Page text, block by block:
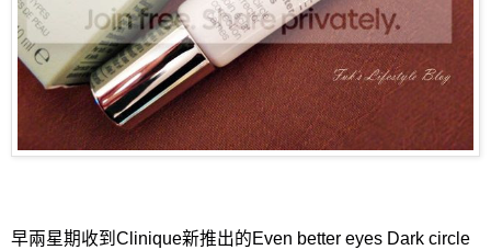
早兩星期收到Clinique新推出的Even better eyes Dark circle